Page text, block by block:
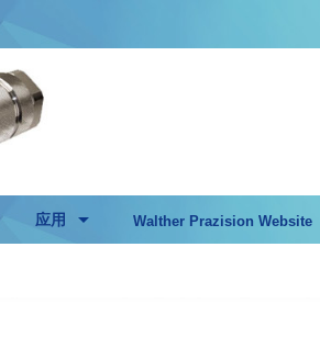
应用 Walther Prazision Website